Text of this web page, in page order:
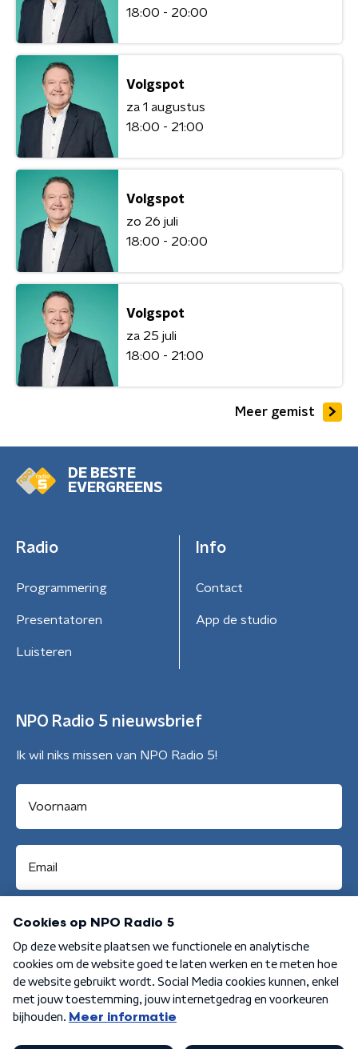
18:00 - 20:00
Volgspot
za 1 augustus
18:00 - 21:00
Volgspot
zo 26 juli
18:00 - 20:00
Volgspot
za 25 juli
18:00 - 21:00
Meer gemist
DE BESTE
EVERGREENS
Radio
Programmering
Presentatoren
Luisteren
Info
Contact
App de studio
NPO Radio 5 nieuwsbrief
Ik wil niks missen van NPO Radio 5!
Aanmelden
Algemene voorwaarden